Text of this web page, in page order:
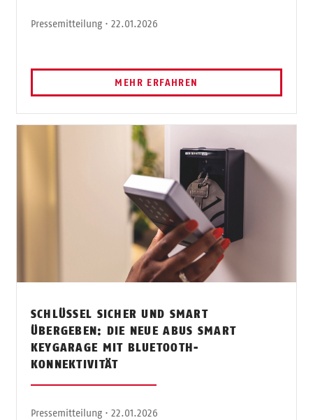
Pressemitteilung · 22.01.2026
MEHR ERFAHREN
SCHLÜSSEL SICHER UND SMART
ÜBERGEBEN: DIE NEUE ABUS SMART
KEYGARAGE MIT BLUETOOTH-
KONNEKTIVITÄT
Pressemitteilung · 22.01.2026